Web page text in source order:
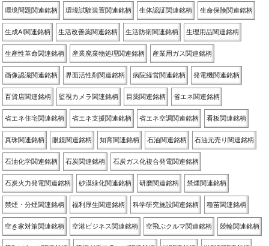
環境問題関連銘柄 環境試験装置関連銘柄 生体認証関連銘柄 生命保険関連銘柄
生成AI関連銘柄 生活改善薬関連銘柄 生活防衛関連銘柄 生理用品関連銘柄
生産性革命関連銘柄 産業廃棄物処理関連銘柄 産業用ガス関連銘柄
画像認識関連銘柄 界面活性剤関連銘柄 病院経営関連銘柄 発電機関連銘柄
百貨店関連銘柄 監視カメラ関連銘柄 目薬関連銘柄 省エネ関連銘柄
省エネ住宅関連銘柄 省エネ支援関連銘柄 省エネ空調関連銘柄 看板関連銘柄
真珠関連銘柄 眼鏡関連銘柄 知育関連銘柄 石油関連銘柄 石油元売り関連銘柄
石油化学関連銘柄 石炭関連銘柄 石炭ガス化複合発電関連銘柄
石炭火力発電関連銘柄 砂漠緑化関連銘柄 研磨関連銘柄 禁煙関連銘柄
禁煙・分煙関連銘柄 福利厚生関連銘柄 科学研究施設関連銘柄 種苗関連銘柄
空き家対策関連銘柄 空港ビジネス関連銘柄 空飛ぶクルマ関連銘柄 競輪関連銘柄